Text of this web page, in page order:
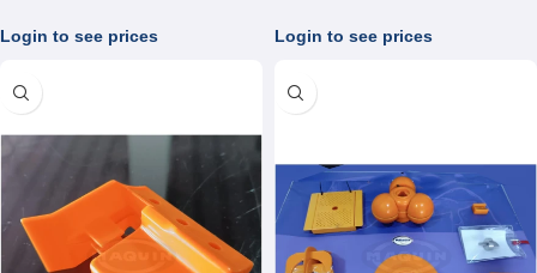
Login to see prices
(copia)
Login to see prices